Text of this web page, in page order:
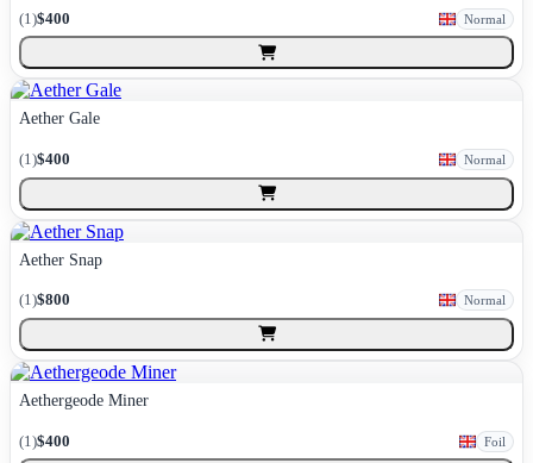
(1)$400 Normal
Aether Gale
(1)$400 Normal
Aether Snap
(1)$800 Normal
Aethergeode Miner
(1)$400 Foil